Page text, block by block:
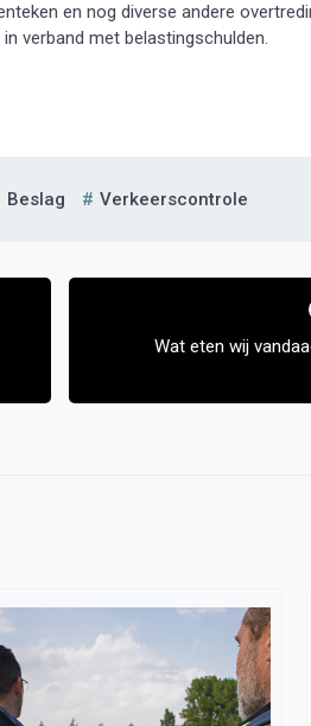
en nog diverse andere
verband met belastingschulden.
Beslag Verkeerscontrole
Wat eten wij